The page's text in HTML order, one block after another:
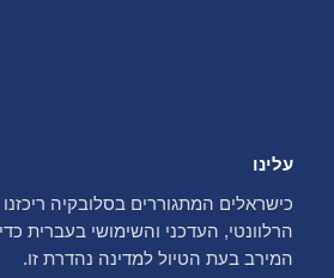
עלינו
כישראלים המתגוררים בסלובקיה
הרלוונטי, העדכני והשימושי בעברית
המירב בעת הטיול למדינה נהדרת זו.